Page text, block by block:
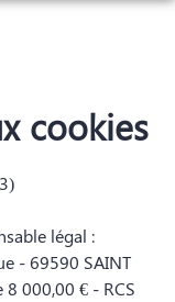
cookies
légal :
- 69590 SAINT
8 000,00 € - RCS